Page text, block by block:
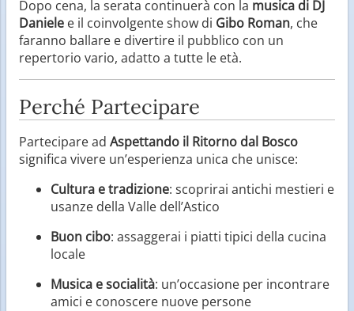
Dopo cena, la serata continuerà con la musica di DJ
Daniele e il coinvolgente show di Gibo Roman, che
faranno ballare e divertire il pubblico con un
repertorio vario, adatto a tutte le età.
Perché Partecipare
Partecipare ad Aspettando il Ritorno dal Bosco
significa vivere un’esperienza unica che unisce:
Cultura e tradizione: scoprirai antichi mestieri e
usanze della Valle dell’Astico
Buon cibo: assaggerai i piatti tipici della cucina
locale
Musica e socialità: un’occasione per incontrare
amici e conoscere nuove persone